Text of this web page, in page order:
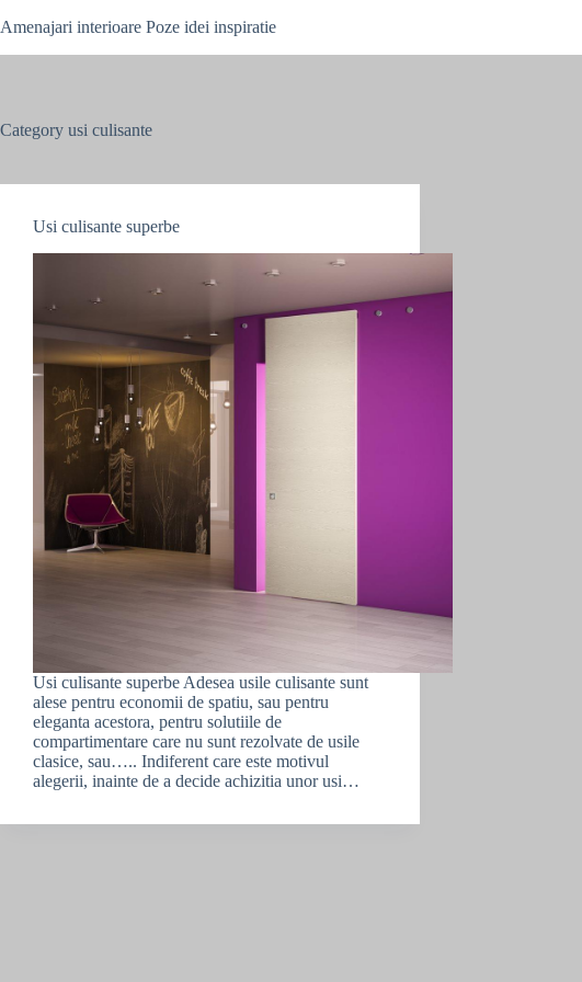
to
Amenajari interioare Poze idei inspiratie
Category usi culisante
Usi culisante superbe
Usi culisante superbe Adesea usile culisante sunt
alese pentru economii de spatiu, sau pentru
eleganta acestora, pentru solutiile de
compartimentare care nu sunt rezolvate de usile
clasice, sau….. Indiferent care este motivul
alegerii, inainte de a decide achizitia unor usi…